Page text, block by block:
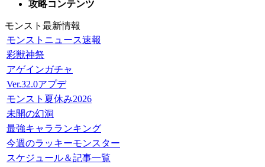
攻略コンテンツ
モンスト最新情報
モンストニュース速報
彩獣神祭
アゲインガチャ
Ver.32.0アプデ
モンスト夏休み2026
未開の幻洞
最強キャラランキング
今週のラッキーモンスター
スケジュール＆記事一覧